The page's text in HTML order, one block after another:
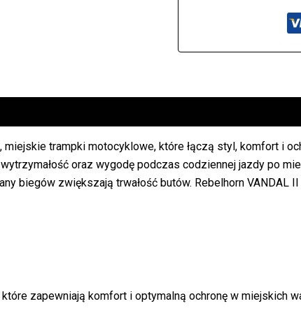
miejskie trampki motocyklowe, które łączą styl, komfort i
oraz wygodę podczas codziennej jazdy po
biegów zwiększają trwałość butów. Rebelhorn
zapewniają komfort i optymalną ochronę w miejskich